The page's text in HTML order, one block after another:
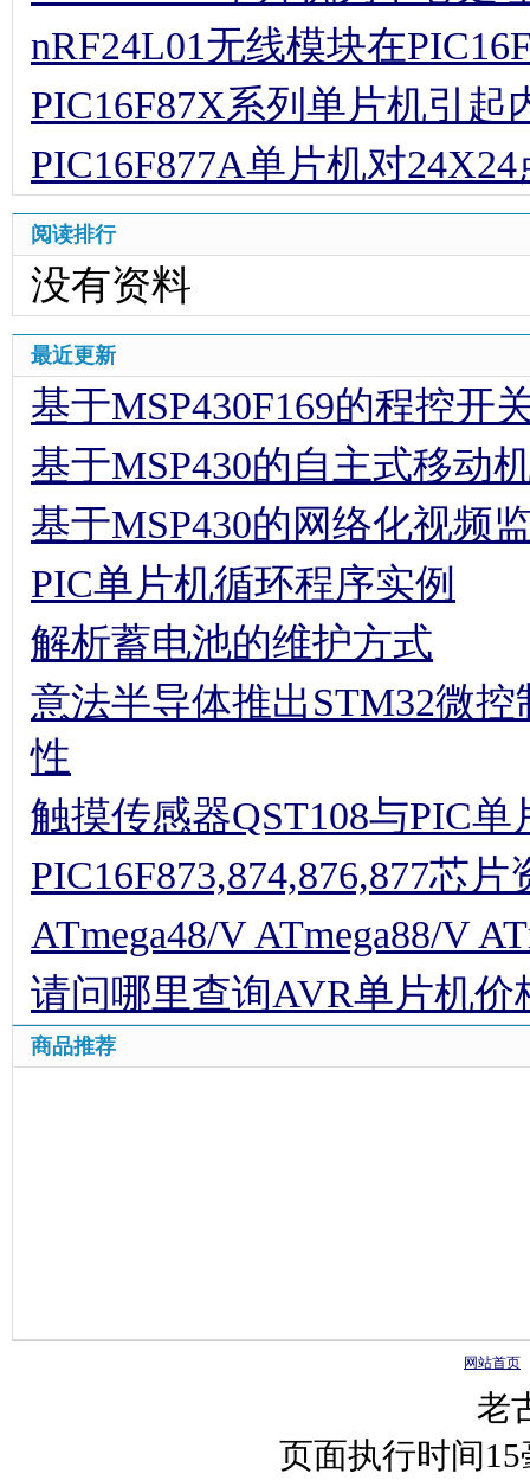
nRF24L01无线模块在
PIC16F87X系列单片机引
PIC16F877A单片机对
阅读排行
没有资料
最近更新
基于MSP430F169的程控开
基于MSP430的自主式移动
基于MSP430的网络化视频
PIC单片机循环程序实例
解析蓄电池的维护方式
意法半导体推出STM32微
性
触摸传感器QST108与PIC
PIC16F873,874,876,877芯
ATmega48/V ATmega88/V
请问哪里查询AVR单片机
商品推荐
网站首页
老
页面执行时间